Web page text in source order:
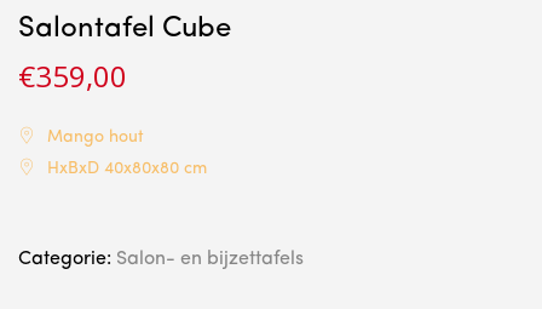
Salontafel Cube
€359,00
Mango hout
HxBxD 40x80x80 cm
Categorie: Salon- en bijzettafels